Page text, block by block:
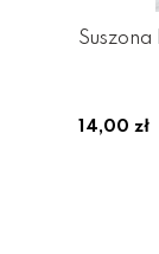
14,00 zł